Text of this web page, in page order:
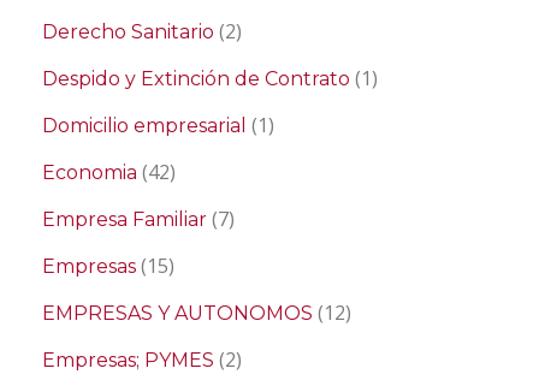
Derecho Sanitario (2)
Despido y Extinción de Contrato (1)
Domicilio empresarial (1)
Economia (42)
Empresa Familiar (7)
Empresas (15)
EMPRESAS Y AUTONOMOS (12)
Empresas; PYMES (2)